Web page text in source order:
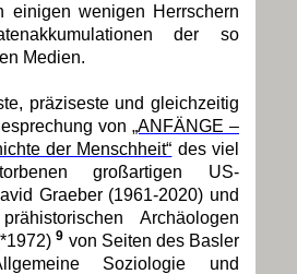
einigen wenigen Herrschern
der so
Medien.
präziseste und gleichzeitig
von „ANFÄNGE –
der Menschheit“ des viel
großartigen US-
Graeber (1961-2020) und
Archäologen
9 von Seiten des Basler
Soziologie und